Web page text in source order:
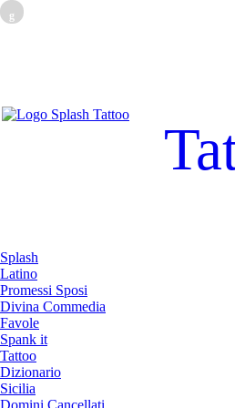
g
Splash
Latino
Promessi Sposi
Divina Commedia
Favole
Spank it
Tattoo
Dizionario
Sicilia
Domini Cancellati